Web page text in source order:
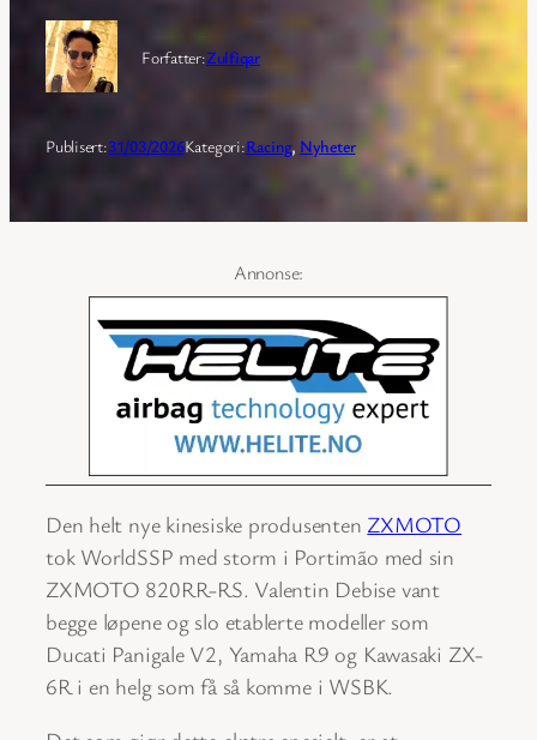
Forfatter:Zulfiqar
Publisert:31/03/2026Kategori:Racing, Nyheter
Den helt nye kinesiske produsenten ZXMOTO
tok WorldSSP med storm i Portimão med sin
ZXMOTO 820RR-RS. Valentin Debise vant
begge løpene og slo etablerte modeller som
Ducati Panigale V2, Yamaha R9 og Kawasaki ZX-
6R i en helg som få så komme i WSBK.